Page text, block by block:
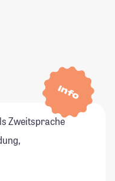
Info
Zweitsprache